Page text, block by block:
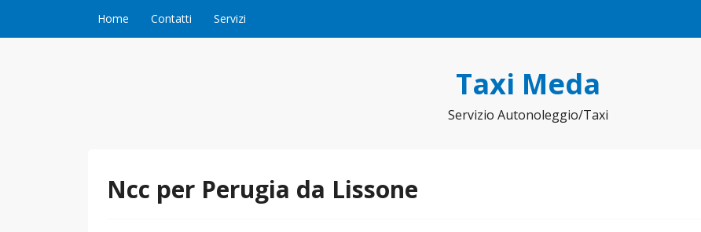
Home Contatti Servizi
Taxi Meda
Servizio Autonoleggio/Taxi
Ncc per Perugia da Lissone